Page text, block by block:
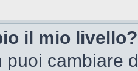
il mio livello?
puoi cambiare